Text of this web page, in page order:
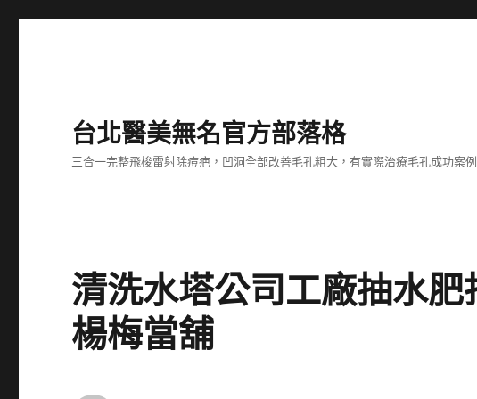
台北醫美無名官方部落格
三合一完整飛梭雷射除痘疤，凹洞全部改善毛孔粗大，有實際治療毛孔成功案例
清洗水塔公司工廠抽水
楊梅當舖